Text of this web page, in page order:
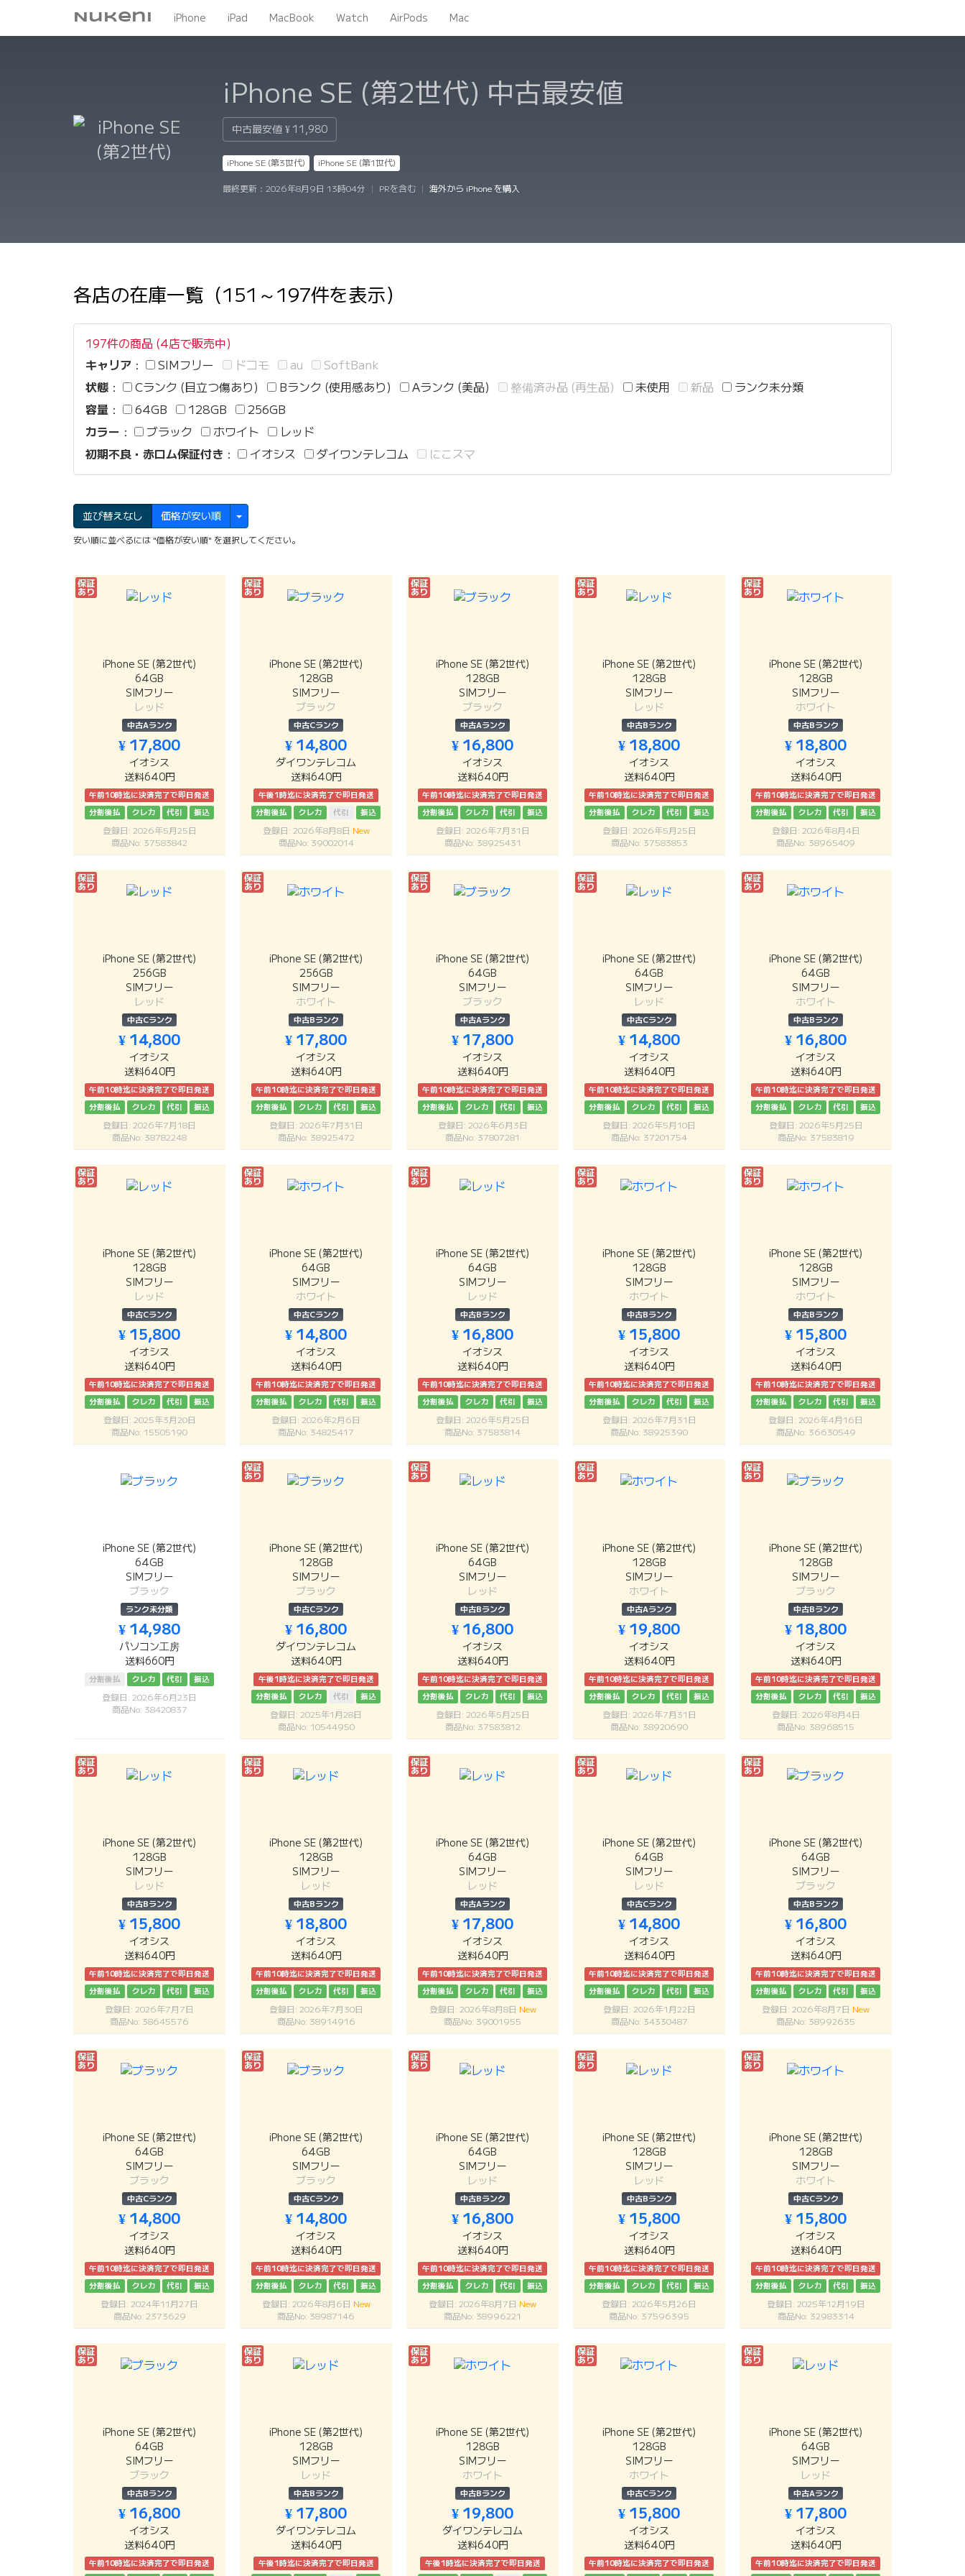
Nukeni iPhone iPad MacBook Watch AirPods Mac
iPhone SE (第2世代) 中古最安値
中古最安値 ¥ 11,980
iPhone SE (第3世代) iPhone SE (第1世代)
最終更新： 2026年8月9日 13時04分 PRを含む 海外から iPhone を購入
各店の在庫一覧（151～197件を表示）
197件の商品 (4店で販売中)
キャリア ： SIMフリー ドコモ au
SoftBank
状態 ： Cランク (目立つ傷あり) Bランク (使用感あり) Aランク (美品) 整備済み品 (再生品) 未使用 新品
ランク未分類
容量 ： 64GB 128GB
256GB
カラー ： ブラック ホワイト
レッド
初期不良・赤ロム保証付き ： イオシス ダイワンテレコム にこスマ
並び替えなし 価格が安い順
安い順に並べるには "価格が安い順" を選択してください。
保証
あり
iPhone SE (第2世代)
64GB
SIMフリー
レッド
中古Aランク
¥ 17,800
イオシス
送料640円
午前10時迄に決済完了で即日発送
分割後払
クレカ 代引 振込
登録日: 2026年5月25日
商品No: 37583842
保証
あり
iPhone SE (第2世代)
128GB
SIMフリー
ブラック
中古Cランク
¥ 14,800
ダイワンテレコム
送料640円
午後1時迄に決済完了で即日発送
分割後払
クレカ 代引 振込
登録日: 2026年8月8日 New
商品No: 39002014
保証
あり
iPhone SE (第2世代)
128GB
SIMフリー
ブラック
中古Aランク
¥ 16,800
イオシス
送料640円
午前10時迄に決済完了で即日発送
分割後払
クレカ 代引 振込
登録日: 2026年7月31日
商品No: 38925431
保証
あり
iPhone SE (第2世代)
128GB
SIMフリー
レッド
中古Bランク
¥ 18,800
イオシス
送料640円
午前10時迄に決済完了で即日発送
分割後払
クレカ 代引 振込
登録日: 2026年5月25日
商品No: 37583853
保証
あり
iPhone SE (第2世代)
128GB
SIMフリー
ホワイト
中古Bランク
¥ 18,800
イオシス
送料640円
午前10時迄に決済完了で即日発送
分割後払
クレカ 代引 振込
登録日: 2026年8月4日
商品No: 38965409
保証
あり
iPhone SE (第2世代)
256GB
SIMフリー
レッド
中古Cランク
¥ 14,800
イオシス
送料640円
午前10時迄に決済完了で即日発送
分割後払
クレカ 代引 振込
登録日: 2026年7月18日
商品No: 38782248
保証
あり
iPhone SE (第2世代)
256GB
SIMフリー
ホワイト
中古Bランク
¥ 17,800
イオシス
送料640円
午前10時迄に決済完了で即日発送
分割後払
クレカ 代引 振込
登録日: 2026年7月31日
商品No: 38925472
保証
あり
iPhone SE (第2世代)
64GB
SIMフリー
ブラック
中古Aランク
¥ 17,800
イオシス
送料640円
午前10時迄に決済完了で即日発送
分割後払
クレカ 代引 振込
登録日: 2026年6月3日
商品No: 37807281
保証
あり
iPhone SE (第2世代)
64GB
SIMフリー
レッド
中古Cランク
¥ 14,800
イオシス
送料640円
午前10時迄に決済完了で即日発送
分割後払
クレカ 代引 振込
登録日: 2026年5月10日
商品No: 37201754
保証
あり
iPhone SE (第2世代)
64GB
SIMフリー
ホワイト
中古Bランク
¥ 16,800
イオシス
送料640円
午前10時迄に決済完了で即日発送
分割後払
クレカ 代引 振込
登録日: 2026年5月25日
商品No: 37583819
保証
あり
iPhone SE (第2世代)
128GB
SIMフリー
レッド
中古Cランク
¥ 15,800
イオシス
送料640円
午前10時迄に決済完了で即日発送
分割後払
クレカ 代引 振込
登録日: 2025年3月20日
商品No: 15505190
保証
あり
iPhone SE (第2世代)
64GB
SIMフリー
ホワイト
中古Cランク
¥ 14,800
イオシス
送料640円
午前10時迄に決済完了で即日発送
分割後払
クレカ 代引 振込
登録日: 2026年2月6日
商品No: 34825417
保証
あり
iPhone SE (第2世代)
64GB
SIMフリー
レッド
中古Bランク
¥ 16,800
イオシス
送料640円
午前10時迄に決済完了で即日発送
分割後払
クレカ 代引 振込
登録日: 2026年5月25日
商品No: 37583814
保証
あり
iPhone SE (第2世代)
128GB
SIMフリー
ホワイト
中古Bランク
¥ 15,800
イオシス
送料640円
午前10時迄に決済完了で即日発送
分割後払
クレカ 代引 振込
登録日: 2026年7月31日
商品No: 38925390
保証
あり
iPhone SE (第2世代)
128GB
SIMフリー
ホワイト
中古Bランク
¥ 15,800
イオシス
送料640円
午前10時迄に決済完了で即日発送
分割後払
クレカ 代引 振込
登録日: 2026年4月16日
商品No: 36630549
iPhone SE (第2世代)
64GB
SIMフリー
ブラック
ランク未分類
¥ 14,980
パソコン工房
送料660円
分割後払 クレカ 代引 振込
登録日: 2026年6月23日
商品No: 38420837
保証
あり
iPhone SE (第2世代)
128GB
SIMフリー
ブラック
中古Cランク
¥ 16,800
ダイワンテレコム
送料640円
午後1時迄に決済完了で即日発送
分割後払
クレカ 代引 振込
登録日: 2025年1月28日
商品No: 10544950
保証
あり
iPhone SE (第2世代)
64GB
SIMフリー
レッド
中古Bランク
¥ 16,800
イオシス
送料640円
午前10時迄に決済完了で即日発送
分割後払
クレカ 代引 振込
登録日: 2026年5月25日
商品No: 37583812
保証
あり
iPhone SE (第2世代)
128GB
SIMフリー
ホワイト
中古Aランク
¥ 19,800
イオシス
送料640円
午前10時迄に決済完了で即日発送
分割後払
クレカ 代引 振込
登録日: 2026年7月31日
商品No: 38920690
保証
あり
iPhone SE (第2世代)
128GB
SIMフリー
ブラック
中古Bランク
¥ 18,800
イオシス
送料640円
午前10時迄に決済完了で即日発送
分割後払
クレカ 代引 振込
登録日: 2026年8月4日
商品No: 38968515
保証
あり
iPhone SE (第2世代)
128GB
SIMフリー
レッド
中古Bランク
¥ 15,800
イオシス
送料640円
午前10時迄に決済完了で即日発送
分割後払
クレカ 代引 振込
登録日: 2026年7月7日
商品No: 38645576
保証
あり
iPhone SE (第2世代)
128GB
SIMフリー
レッド
中古Bランク
¥ 18,800
イオシス
送料640円
午前10時迄に決済完了で即日発送
分割後払
クレカ 代引 振込
登録日: 2026年7月30日
商品No: 38914916
保証
あり
iPhone SE (第2世代)
64GB
SIMフリー
レッド
中古Aランク
¥ 17,800
イオシス
送料640円
午前10時迄に決済完了で即日発送
分割後払
クレカ 代引 振込
登録日: 2026年8月8日 New
商品No: 39001955
保証
あり
iPhone SE (第2世代)
64GB
SIMフリー
レッド
中古Cランク
¥ 14,800
イオシス
送料640円
午前10時迄に決済完了で即日発送
分割後払
クレカ 代引 振込
登録日: 2026年1月22日
商品No: 34330487
保証
あり
iPhone SE (第2世代)
64GB
SIMフリー
ブラック
中古Bランク
¥ 16,800
イオシス
送料640円
午前10時迄に決済完了で即日発送
分割後払
クレカ 代引 振込
登録日: 2026年8月7日 New
商品No: 38992635
保証
あり
iPhone SE (第2世代)
64GB
SIMフリー
ブラック
中古Cランク
¥ 14,800
イオシス
送料640円
午前10時迄に決済完了で即日発送
分割後払
クレカ 代引 振込
登録日: 2024年11月27日
商品No: 2373629
保証
あり
iPhone SE (第2世代)
64GB
SIMフリー
ブラック
中古Cランク
¥ 14,800
イオシス
送料640円
午前10時迄に決済完了で即日発送
分割後払
クレカ 代引 振込
登録日: 2026年8月6日 New
商品No: 38987146
保証
あり
iPhone SE (第2世代)
64GB
SIMフリー
レッド
中古Bランク
¥ 16,800
イオシス
送料640円
午前10時迄に決済完了で即日発送
分割後払
クレカ 代引 振込
登録日: 2026年8月7日 New
商品No: 38996221
保証
あり
iPhone SE (第2世代)
128GB
SIMフリー
レッド
中古Bランク
¥ 15,800
イオシス
送料640円
午前10時迄に決済完了で即日発送
分割後払
クレカ 代引 振込
登録日: 2026年5月26日
商品No: 37596395
保証
あり
iPhone SE (第2世代)
128GB
SIMフリー
ホワイト
中古Cランク
¥ 15,800
イオシス
送料640円
午前10時迄に決済完了で即日発送
分割後払
クレカ 代引 振込
登録日: 2025年12月19日
商品No: 32983314
保証
あり
iPhone SE (第2世代)
64GB
SIMフリー
ブラック
中古Bランク
¥ 16,800
イオシス
送料640円
午前10時迄に決済完了で即日発送
保証
あり
iPhone SE (第2世代)
128GB
SIMフリー
レッド
中古Bランク
¥ 17,800
ダイワンテレコム
送料640円
午後1時迄に決済完了で即日発送
保証
あり
iPhone SE (第2世代)
128GB
SIMフリー
ホワイト
中古Bランク
¥ 19,800
ダイワンテレコム
送料640円
午後1時迄に決済完了で即日発送
保証
あり
iPhone SE (第2世代)
128GB
SIMフリー
ホワイト
中古Cランク
¥ 15,800
イオシス
送料640円
午前10時迄に決済完了で即日発送
保証
あり
iPhone SE (第2世代)
64GB
SIMフリー
レッド
中古Aランク
¥ 17,800
イオシス
送料640円
午前10時迄に決済完了で即日発送